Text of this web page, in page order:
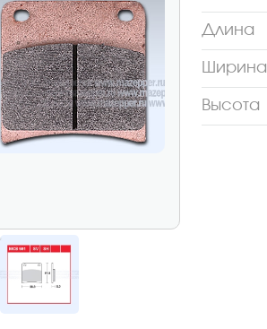
Длина
Ширина
Высота